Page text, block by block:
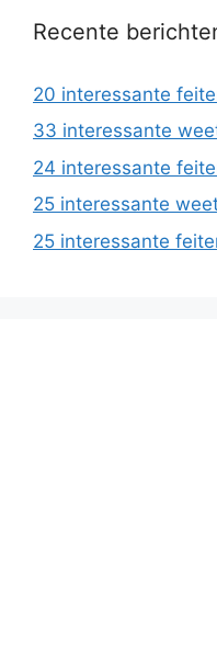
Recente
20 interessante
33 interessante
24 interessante
25 interessante
25 interessante